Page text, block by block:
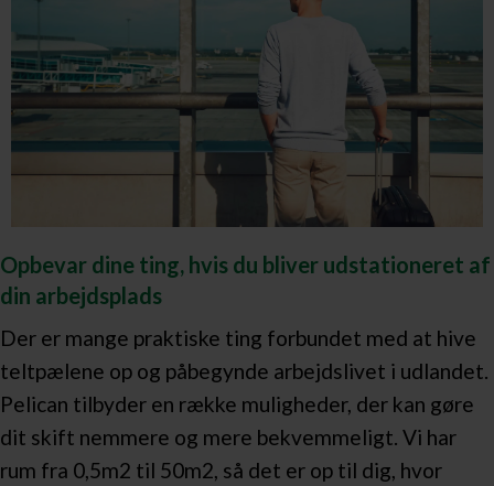
Opbevar dine ting, hvis du bliver udstationeret af
din arbejdsplads
Der er mange praktiske ting forbundet med at hive
teltpælene op og påbegynde arbejdslivet i udlandet.
Pelican tilbyder en række muligheder, der kan gøre
dit skift nemmere og mere bekvemmeligt. Vi har
rum fra 0,5m2 til 50m2, så det er op til dig, hvor